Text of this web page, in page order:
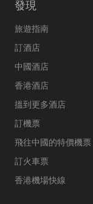
發現
旅遊指南
訂酒店
中國酒店
香港酒店
搵到更多酒店
訂機票
飛往中國的特價機票
訂火車票
香港機場快線